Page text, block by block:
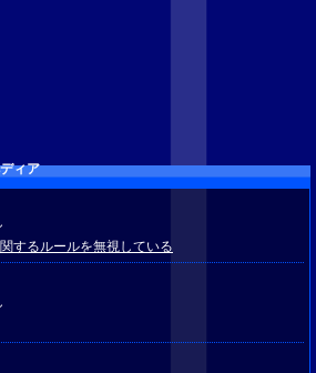
ィア
するルールを無視している